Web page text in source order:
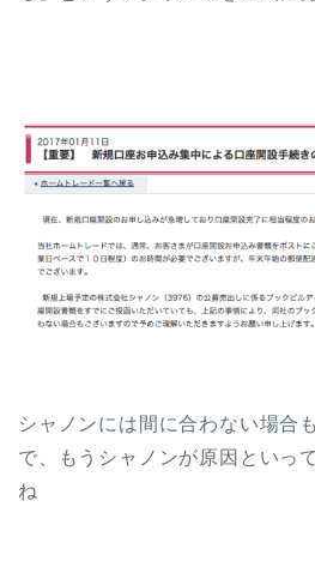
シャノンには間に合わない場合
で、もうシャノンが原因といっ
ね